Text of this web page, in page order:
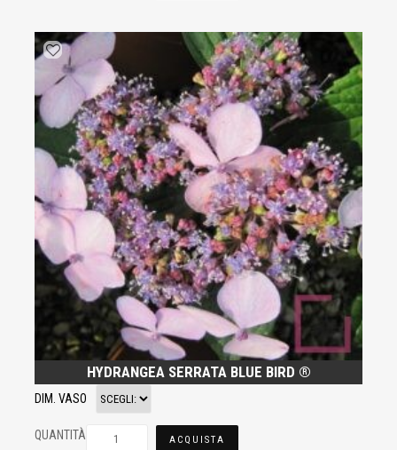
HYDRANGEA SERRATA BLUE BIRD ®
DIM. VASO
QUANTITÀ ACQUISTA